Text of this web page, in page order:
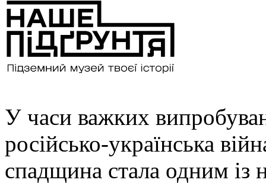
У часи важких
російсько-українська
спадщина стала одним із